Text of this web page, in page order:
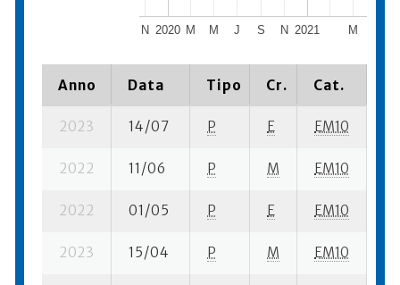
2020 2021
N M M J S N M
Anno Data Tipo Cr. Cat.
2023 14/07 P E EM10
2022 11/06 P M EM10
2022 01/05 P E EM10
2023 15/04 P M EM10